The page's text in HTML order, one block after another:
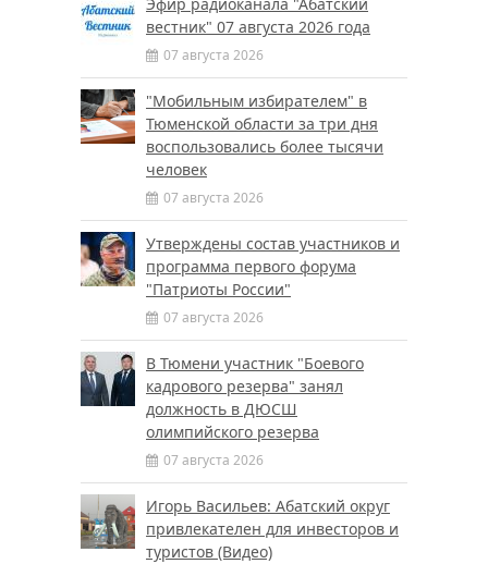
Эфир радиоканала "Абатский
вестник" 07 августа 2026 года
07 августа 2026
"Мобильным избирателем" в
Тюменской области за три дня
воспользовались более тысячи
человек
07 августа 2026
Утверждены состав участников и
программа первого форума
"Патриоты России"
07 августа 2026
В Тюмени участник "Боевого
кадрового резерва" занял
должность в ДЮСШ
олимпийского резерва
07 августа 2026
Игорь Васильев: Абатский округ
привлекателен для инвесторов и
туристов (Видео)